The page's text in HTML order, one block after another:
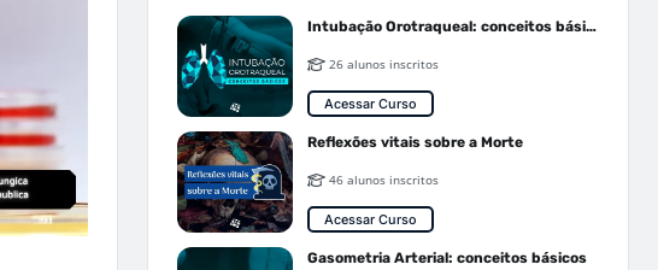
Intubação Orotraqueal: conceitos básicos
26 alunos inscritos
Acessar Curso
Reflexões vitais sobre a Morte
46 alunos inscritos
Acessar Curso
Gasometria Arterial: conceitos básicos